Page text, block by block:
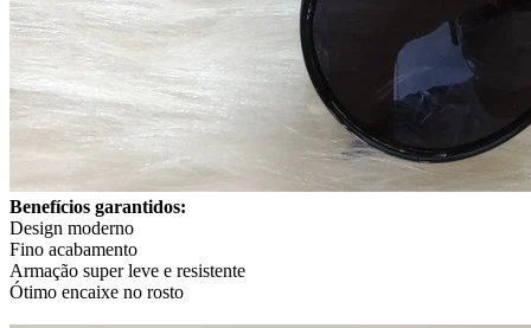
Benefícios garantidos:
Design moderno
Fino acabamento
Armação super leve e resistente
Ótimo encaixe no rosto